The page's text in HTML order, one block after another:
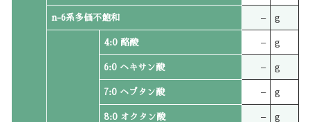
n-6系多価不飽和 – g
4:0 酪酸 – g
6:0 ヘキサン酸 – g
7:0 ヘプタン酸 – g
8:0 オクタン酸 – g